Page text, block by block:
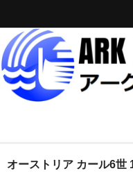
ホーム
オーストリア カール6世